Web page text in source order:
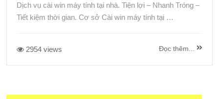
Dịch vụ cài win máy tính tại nhà. Tiện lợi – Nhanh Tróng –
Tiết kiệm thời gian. Cơ sở Cài win máy tính tại …
2954 views Đọc thêm...